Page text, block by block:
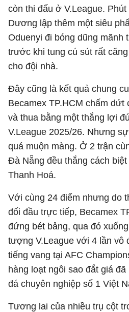
còn thi đấu ở V.League.
Dương lập thêm một siêu
Oduenyi đi bóng dũng mãnh
trước khi tung cú sút rất
cho đội nhà.
Đây cũng là kết quả chung
Becamex TP.HCM chấm dứt
và thua bằng một thắng lợi
V.League 2025/26. Nhưng
quá muộn màng. Ở 2 trận
Đà Nẵng đều thắng cách
Thanh Hoá.
Với cùng 24 điểm nhưng do
đối đầu trực tiếp, Becamex
đứng bét bảng, qua đó
tượng V.League với 4 lần vô
tiếng vang tại AFC
hàng loạt ngôi sao đắt giá
đá chuyên nghiệp số 1 Việt
Tương lai của nhiều trụ cột